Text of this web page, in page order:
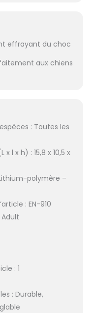
effrayant du choc
aux chiens
: Toutes les
l x h) : 15,8 x 10,5 x
polymère –
: EN-910
Adult
: 1
: Durable,